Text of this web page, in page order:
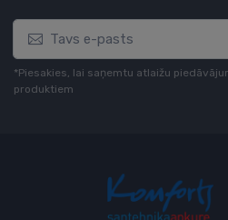
*Piesakies, lai saņemtu atlaižu
produktiem